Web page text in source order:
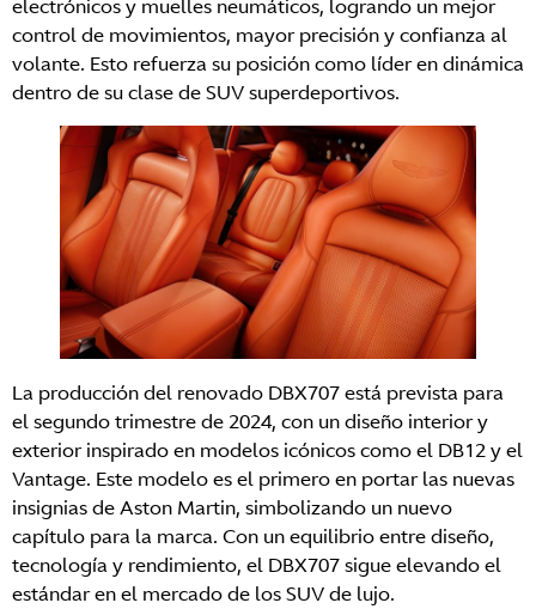
electrónicos y muelles neumáticos, logrando un mejor
control de movimientos, mayor precisión y confianza al
volante. Esto refuerza su posición como líder en dinámica
dentro de su clase de SUV superdeportivos.
La producción del renovado DBX707 está prevista para
el segundo trimestre de 2024, con un diseño interior y
exterior inspirado en modelos icónicos como el DB12 y el
Vantage. Este modelo es el primero en portar las nuevas
insignias de Aston Martin, simbolizando un nuevo
capítulo para la marca. Con un equilibrio entre diseño,
tecnología y rendimiento, el DBX707 sigue elevando el
estándar en el mercado de los SUV de lujo.